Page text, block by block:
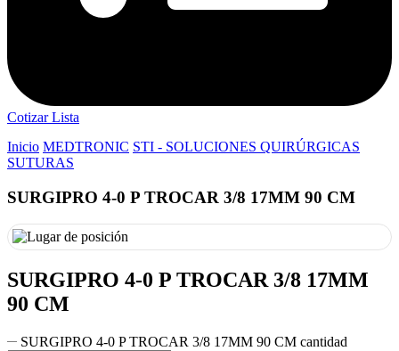
Cotizar Lista
Inicio MEDTRONIC STI - SOLUCIONES QUIRÚRGICAS
SUTURAS
SURGIPRO 4-0 P TROCAR 3/8 17MM 90 CM
SURGIPRO 4-0 P TROCAR 3/8 17MM
90 CM
SURGIPRO 4-0 P TROCAR 3/8 17MM 90 CM cantidad